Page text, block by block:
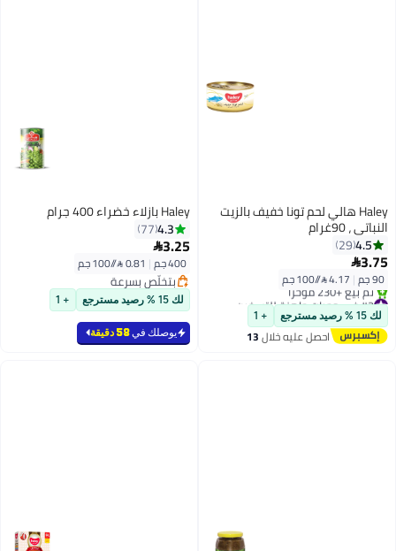
Haley هالي لحم تونا خفيف بالزيت
النباتي ، 90غرام
4.5
29
3.75
90 جم |
#2 في وجبات جاهزة للتسخين
توصيل مجاني
تم بيع +230 مؤخرًا
#2 في وجبات جاهزة للتسخين
لك 15 % رصيد مسترجع + 1
احصل عليه خلال13
Haley بازلاء خضراء 400 جرام
4.3
77
3.25
400 جم |
بتخلّص بسرعة
بتخلّص بسرعةلك 15 % رصيد مسترجع + 1
يوصلك في58 دقيقة